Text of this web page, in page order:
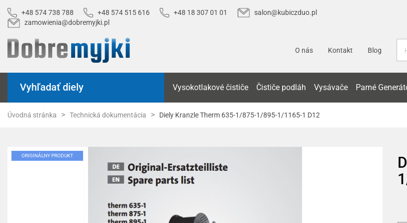
+48 574 738 788 +48 574 515 616 +48 18 307 01 01
salon@kubiczduo.pl
zamowienia@dobremyjki.pl
O nás Kontakt Blog
Vyhľadať diely Vysokotlakové čističe Čističe podláh Vysávače Parné
Úvodná stránka Technická dokumentácia Diely Kranzle Therm 635-1/875-1/895-1/1165-1 D12
ORIGINÁLNY PRODUKT